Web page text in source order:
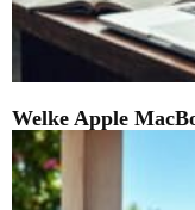
Welke Apple